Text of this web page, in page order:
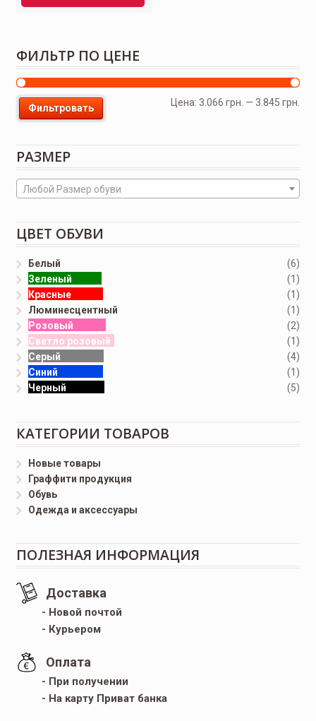
ФИЛЬТР ПО ЦЕНЕ
Фильтровать
Цена:3.066 грн. —3.845 грн.
РАЗМЕР
Любой Размер обуви
ЦВЕТ ОБУВИ
Белый
(6)
Зеленый
(1)
Красные
(1)
Люминесцентный
(1)
Розовый
(2)
Светло розовый
(1)
Серый
(4)
Синий
(1)
Черный
(5)
КАТЕГОРИИ ТОВАРОВ
Новые товары
Граффити продукция
Обувь
Одежда и аксессуары
ПОЛЕЗНАЯ ИНФОРМАЦИЯ
Доставка
- Новой почтой
- Курьером
Оплата
- При получении
- На карту Приват банка